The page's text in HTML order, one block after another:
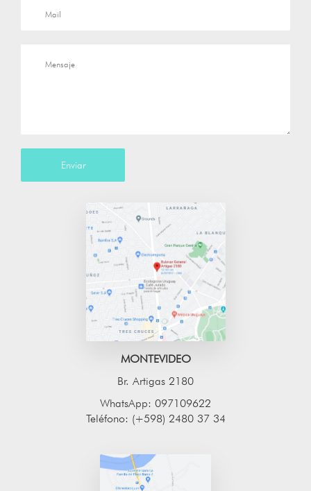
Enviar
MONTEVIDEO
Br. Artigas 2180
WhatsApp: 097109622
Teléfono: (+598) 2480 37 34